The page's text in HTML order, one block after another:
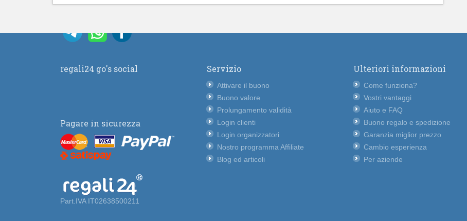
regali24 go's social
Pagare in sicurezza
Part.IVA IT02638500211
Servizio
Attivare il buono
Buono valore
Prolungamento validità
Login clienti
Login organizzatori
Nostro programma Affiliate
Blog ed articoli
Ulteriori informazioni
Come funziona?
Vostri vantaggi
Aiuto e FAQ
Buono regalo e spedizione
Garanzia miglior prezzo
Cambio esperienza
Per aziende